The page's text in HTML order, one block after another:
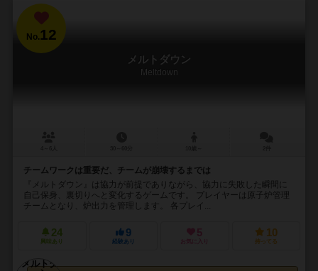
No.12
メルトダウン
Meltdown
チームワークは重要だ、チームが崩壊するまでは
『メルトダウン』は協力が前提でありながら、協力に失敗した瞬間に
自己保身、裏切りへと変化するゲームです。 プレイヤーは原子炉管理
チームとなり、炉出力を管理します。 各プレイ...
24
興味あり
9
経験あり
5
お気に入り
10
持ってる